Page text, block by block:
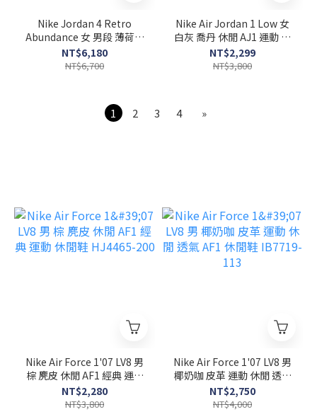
Nike Jordan 4 Retro
Abundance 女 男段 薄荷綠
AJ4 喬丹 籃球鞋 HV0823-
003
NT$6,180
NT$6,700
Nike Air Jordan 1 Low 女
白灰 喬丹 休閒 AJ1 運動 低
筒 休閒鞋 DC0774-103
NT$2,299
NT$3,800
1 2 3 4 »
Nike Air Force 1'07 LV8 男
棕 麂皮 休閒 AF1 經典 運動
休閒鞋 HJ4465-200
NT$2,280
NT$3,800
Nike Air Force 1'07 LV8 男
椰奶咖 皮革 運動 休閒 透氣
AF1 休閒鞋 IB7719-113
NT$2,750
NT$4,000